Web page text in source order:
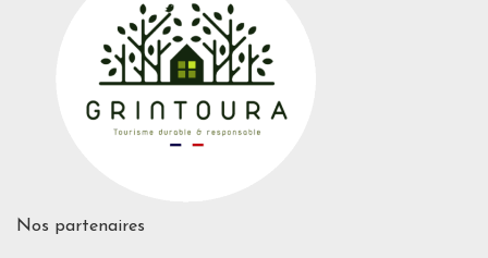
Nos partenaires